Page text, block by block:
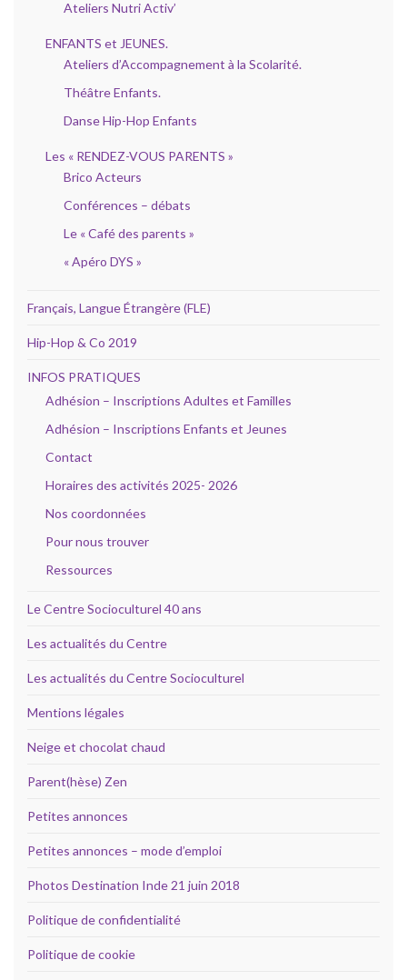
Ateliers Nutri Activ’
ENFANTS et JEUNES.
Ateliers d’Accompagnement à la Scolarité.
Théâtre Enfants.
Danse Hip-Hop Enfants
Les « RENDEZ-VOUS PARENTS »
Brico Acteurs
Conférences – débats
Le « Café des parents »
« Apéro DYS »
Français, Langue Étrangère (FLE)
Hip-Hop & Co 2019
INFOS PRATIQUES
Adhésion – Inscriptions Adultes et Familles
Adhésion – Inscriptions Enfants et Jeunes
Contact
Horaires des activités 2025- 2026
Nos coordonnées
Pour nous trouver
Ressources
Le Centre Socioculturel 40 ans
Les actualités du Centre
Les actualités du Centre Socioculturel
Mentions légales
Neige et chocolat chaud
Parent(hèse) Zen
Petites annonces
Petites annonces – mode d’emploi
Photos Destination Inde 21 juin 2018
Politique de confidentialité
Politique de cookie